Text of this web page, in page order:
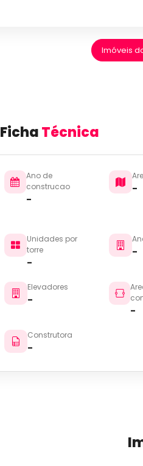
Imóveis
FichaTécnica
Ano de
construcao
-
-
Unidades por
torre
-
-
Elevadores
-
-
Construtora
-